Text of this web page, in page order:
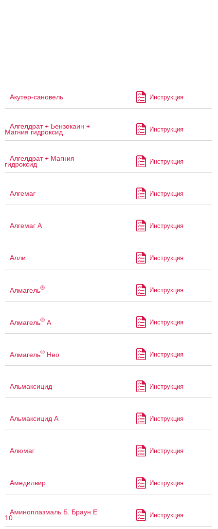
Акутер-сановель Инструкция
Алгелдрат + Бензокаин +
Магния гидроксид Инструкция
Алгелдрат + Магния
гидроксид Инструкция
Алгемаг Инструкция
Алгемаг А Инструкция
Алли Инструкция
Алмагель® Инструкция
Алмагель® А Инструкция
Алмагель® Нео Инструкция
Альмаксицид Инструкция
Альмаксицид А Инструкция
Алюмаг Инструкция
Амедилвир Инструкция
Аминоплазмаль Б. Браун Е
10 Инструкция